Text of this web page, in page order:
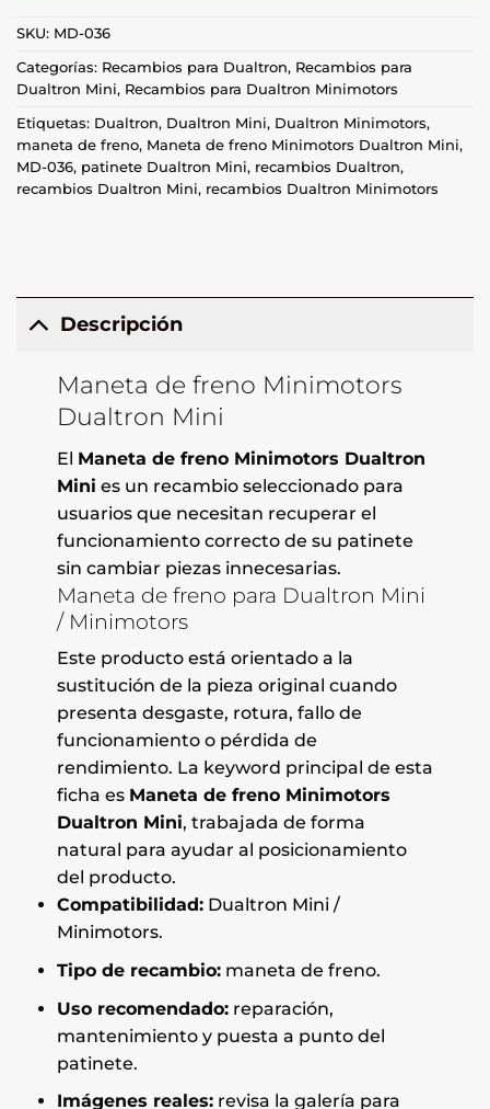
SKU: MD-036
Categorías: Recambios para Dualtron, Recambios para
Dualtron Mini, Recambios para Dualtron Minimotors
Etiquetas: Dualtron, Dualtron Mini, Dualtron Minimotors,
maneta de freno, Maneta de freno Minimotors Dualtron Mini,
MD-036, patinete Dualtron Mini, recambios Dualtron,
recambios Dualtron Mini, recambios Dualtron Minimotors
Descripción
Maneta de freno Minimotors
Dualtron Mini
El Maneta de freno Minimotors Dualtron
Mini es un recambio seleccionado para
usuarios que necesitan recuperar el
funcionamiento correcto de su patinete
sin cambiar piezas innecesarias.
Maneta de freno para Dualtron Mini
/ Minimotors
Este producto está orientado a la
sustitución de la pieza original cuando
presenta desgaste, rotura, fallo de
funcionamiento o pérdida de
rendimiento. La keyword principal de esta
ficha es Maneta de freno Minimotors
Dualtron Mini, trabajada de forma
natural para ayudar al posicionamiento
del producto.
Compatibilidad:Dualtron Mini /
Minimotors.
Tipo de recambio:maneta de freno.
Uso recomendado:reparación,
mantenimiento y puesta a punto del
patinete.
Imágenes reales:revisa la galería para